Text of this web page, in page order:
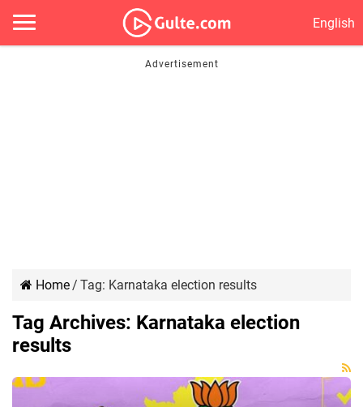
English
Home/ Tag: Karnataka election results
Tag Archives: Karnataka election
results